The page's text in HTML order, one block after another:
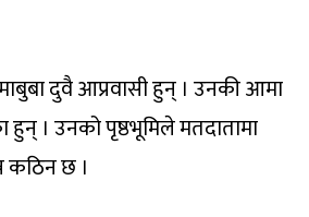
दुवै आप्रवासी हुन् । उनकी आमा
। उनको पृष्ठभूमिले मतदातामा
कठिन छ ।